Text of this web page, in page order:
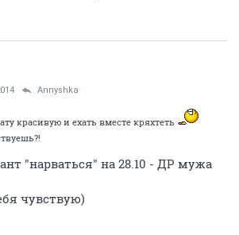
Annyshka
красивую и ехать вместе кряхтеть
"нарваться" на 28.10 - ДР мужа
чувствую)